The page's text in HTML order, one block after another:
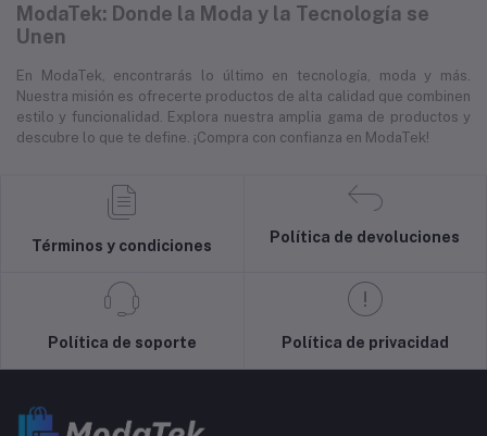
ModaTek: Donde la Moda y la Tecnología se
Unen
En ModaTek, encontrarás lo último en tecnología, moda y más.
Nuestra misión es ofrecerte productos de alta calidad que combinen
estilo y funcionalidad. Explora nuestra amplia gama de productos y
descubre lo que te define. ¡Compra con confianza en ModaTek!
Términos y condiciones
Política de devoluciones
Política de soporte Política de privacidad